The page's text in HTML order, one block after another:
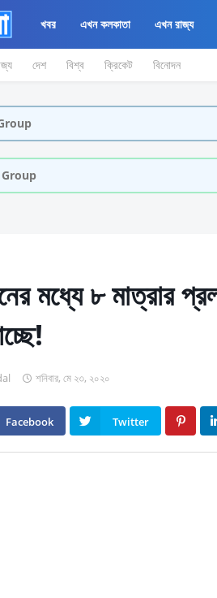
খবর এখন কলকাতা এখন রাজ্য
দেশ বিশ্ব ক্রিকেট বিনোদন
মধ্যে ৮ মাত্রার
শনিবার, মে ২৩, ২০২০
Facebook Twitter